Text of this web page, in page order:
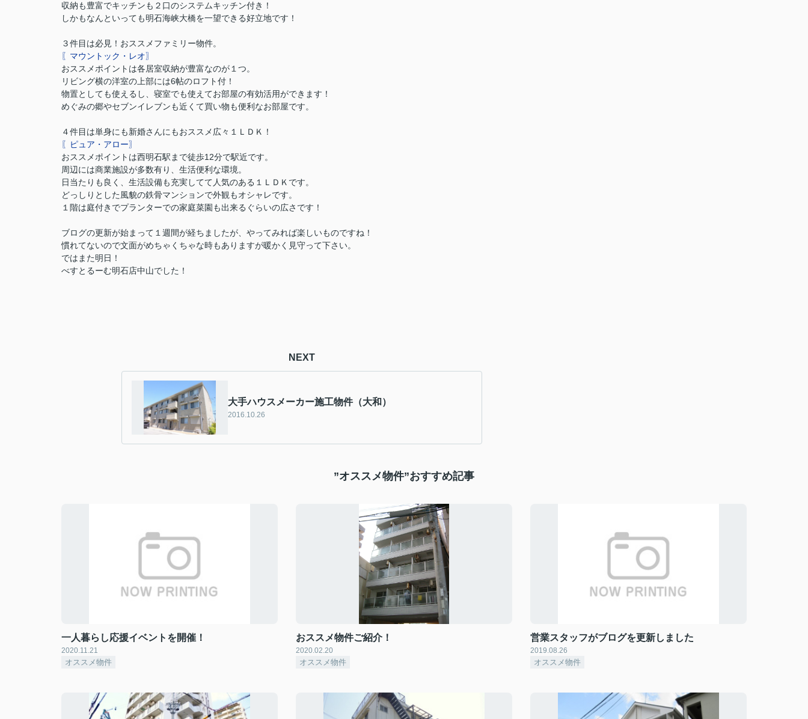
収納も豊富でキッチンも２口のシステムキッチン付き！
しかもなんといっても明石海峡大橋を一望できる好立地です！
３件目は必見！おススメファミリー物件。
〖マウントック・レオ〗
おススメポイントは各居室収納が豊富なのが１つ。
リビング横の洋室の上部には6帖のロフト付！
物置としても使えるし、寝室でも使えてお部屋の有効活用ができます！
めぐみの郷やセブンイレブンも近くて買い物も便利なお部屋です。
４件目は単身にも新婚さんにもおススメ広々１ＬＤＫ！
〖ピュア・アロー〗
おススメポイントは西明石駅まで徒歩12分で駅近です。
周辺には商業施設が多数有り、生活便利な環境。
日当たりも良く、生活設備も充実してて人気のある１ＬＤＫです。
どっしりとした風貌の鉄骨マンションで外観もオシャレです。
１階は庭付きでプランターでの家庭菜園も出来るぐらいの広さです！
ブログの更新が始まって１週間が経ちましたが、やってみれば楽しいものですね！
慣れてないので文面がめちゃくちゃな時もありますが暖かく見守って下さい。
ではまた明日！
べすとるーむ明石店中山でした！
NEXT
大手ハウスメーカー施工物件（大和）
2016.10.26
”オススメ物件”おすすめ記事
一人暮らし応援イベントを開催！
2020.11.21
オススメ物件
おススメ物件ご紹介！
2020.02.20
オススメ物件
営業スタッフがブログを更新しました
2019.08.26
オススメ物件